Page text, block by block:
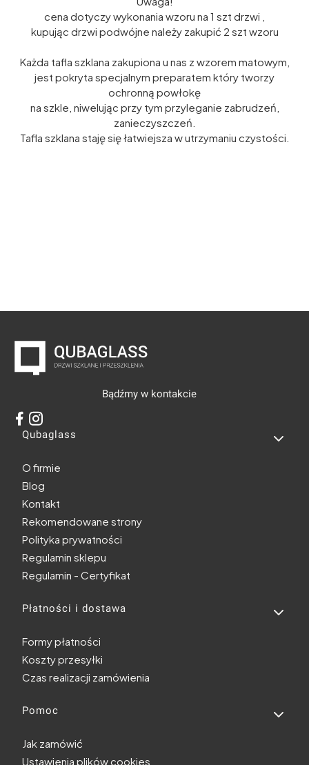
cena dotyczy wykonania wzoru na 1 szt drzwi ,
kupując drzwi podwójne należy zakupić 2 szt wzoru
Każda tafla szklana zakupiona u nas z wzorem matowym,
jest pokryta specjalnym preparatem który tworzy
ochronną powłokę
na szkle, niwelując przy tym przyleganie zabrudzeń,
zanieczyszczeń.
Tafla szklana staję się łatwiejsza w utrzymaniu czystości.
Bądźmy w kontakcie
Linki w stopce
Qubaglass
O firmie
Blog
Kontakt
Rekomendowane strony
Polityka prywatności
Regulamin sklepu
Regulamin - Certyfikat
Płatności i dostawa
Formy płatności
Koszty przesyłki
Czas realizacji zamówienia
Pomoc
Jak zamówić
Ustawienia plików cookies